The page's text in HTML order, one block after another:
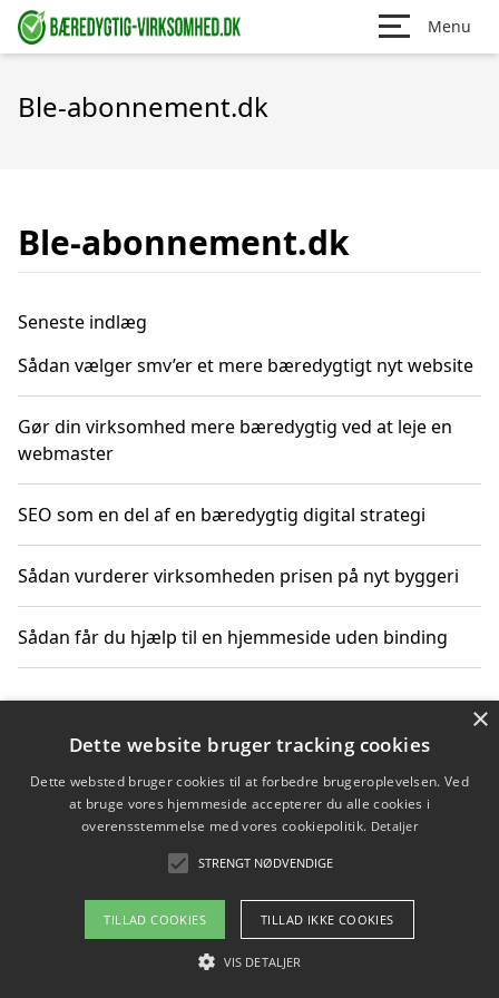
Menu
Ble-abonnement.dk
Ble-abonnement.dk
Seneste indlæg
Sådan vælger smv’er et mere bæredygtigt nyt website
Gør din virksomhed mere bæredygtig ved at leje en
webmaster
SEO som en del af en bæredygtig digital strategi
Sådan vurderer virksomheden prisen på nyt byggeri
Sådan får du hjælp til en hjemmeside uden binding
Copyright 2026 - Pilanto Aps
Om / kontakt
Blog Betingelser
×
Dette website bruger tracking cookies
Dette websted bruger cookies til at forbedre brugeroplevelsen. Ved
at bruge vores hjemmeside accepterer du alle cookies i
overensstemmelse med vores cookiepolitik. Detaljer
STRENGT NØDVENDIGE
TILLAD COOKIES TILLAD IKKE COOKIES
VIS DETALJER